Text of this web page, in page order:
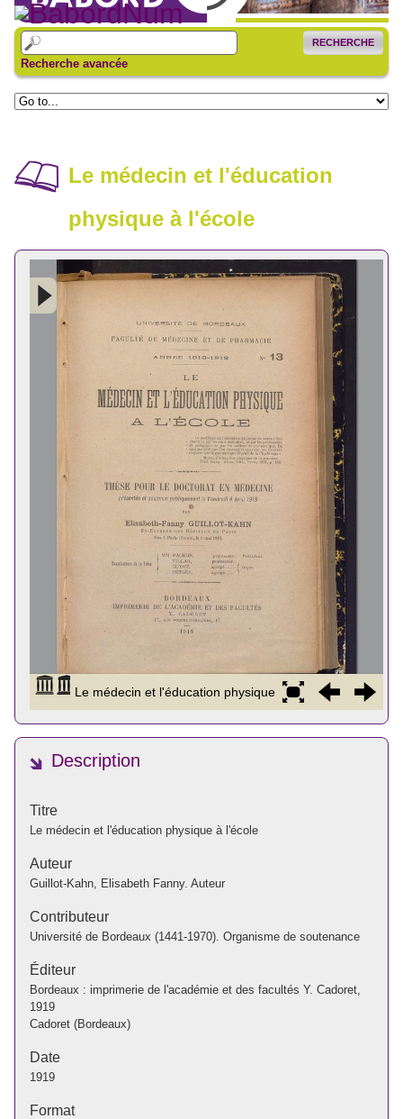
RECHERCHE
Recherche avancée
Le médecin et l'éducation
physique à l'école
Description
Titre
Le médecin et l'éducation physique à l'école
Auteur
Guillot-Kahn, Elisabeth Fanny. Auteur
Contributeur
Université de Bordeaux (1441-1970). Organisme de soutenance
Éditeur
Bordeaux : imprimerie de l'académie et des facultés Y. Cadoret,
1919
Cadoret (Bordeaux)
Date
1919
Format